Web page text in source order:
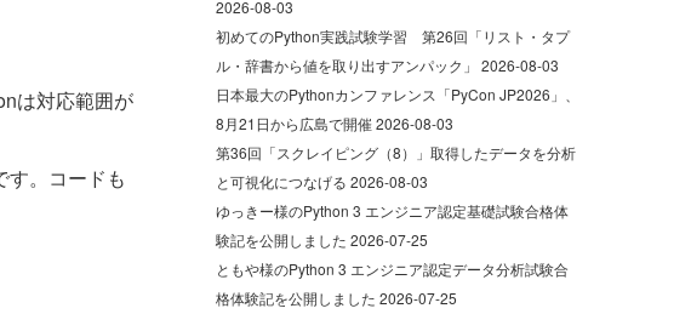
は対応範囲が
す。コードも
2026-08-03
初めてのPython実践試験学習 第26回「リスト・タプ
ル・辞書から値を取り出すアンパック」 2026-08-03
日本最大のPythonカンファレンス「PyCon JP2026」、
8月21日から広島で開催2026-08-03
第36回「スクレイピング（8）」取得したデータを分析
と可視化につなげる 2026-08-03
ゆっきー様のPython 3 エンジニア認定基礎試験合格体
験記を公開しました 2026-07-25
ともや様のPython 3 エンジニア認定データ分析試験合
格体験記を公開しました 2026-07-25